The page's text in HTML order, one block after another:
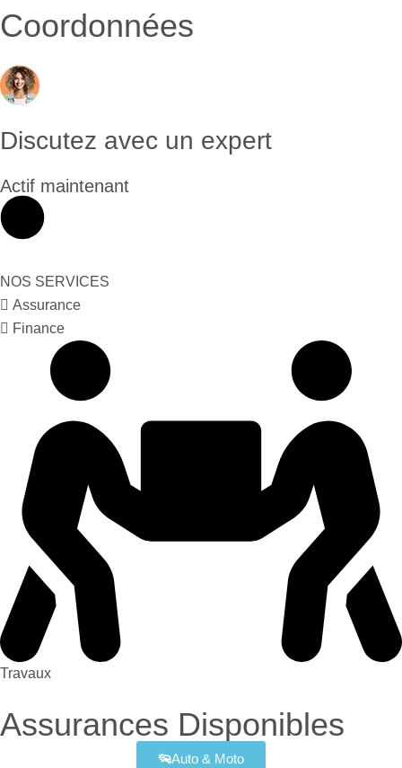
Coordonnées
Discutez avec un expert
Actif maintenant
NOS SERVICES
Assurance
Finance
Travaux
Assurances Disponibles
Auto & Moto